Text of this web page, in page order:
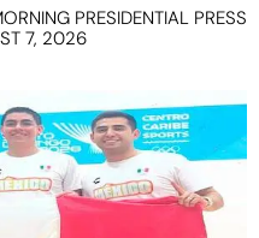
PRESIDENTIAL PRESS
7, 2026